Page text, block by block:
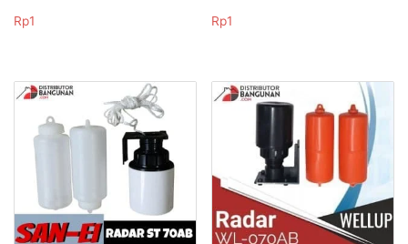
Rp1 Rp1